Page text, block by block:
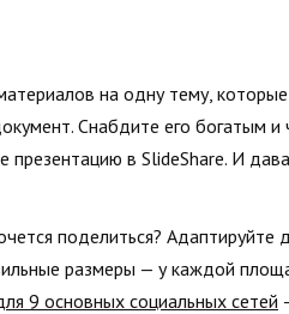
на одну тему, которые
Снабдите его богатым и
в SlideShare. И
поделиться? Адаптируйте
размеры — у каждой
9 основных социальных сетей